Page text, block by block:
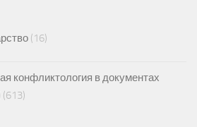
(16)
конфликтология в документах
(613)